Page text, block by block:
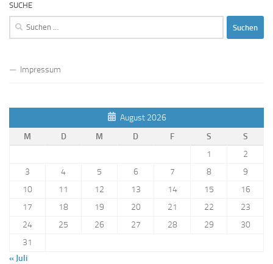
SUCHE
Suchen
Impressum
August 2026
M
D M D F S
S
1
2
3
4 5 6 7 8
9
10
11 12 13 14 15
16
17
18 19 20 21 22
23
24
25 26 27 28 29
30
31
« Juli